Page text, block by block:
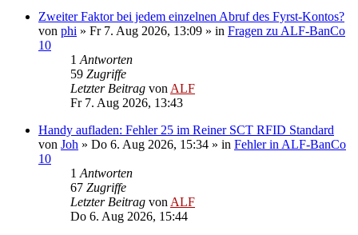
Zweiter Faktor bei jedem einzelnen Abruf des Fyrst-Kontos?
von phi » Fr 7. Aug 2026, 13:09 » in Fragen zu ALF-BanCo
10
1 Antworten
59 Zugriffe
Letzter Beitrag von ALF
Fr 7. Aug 2026, 13:43
Handy aufladen: Fehler 25 im Reiner SCT RFID Standard
von Joh » Do 6. Aug 2026, 15:34 » in Fehler in ALF-BanCo
10
1 Antworten
67 Zugriffe
Letzter Beitrag von ALF
Do 6. Aug 2026, 15:44